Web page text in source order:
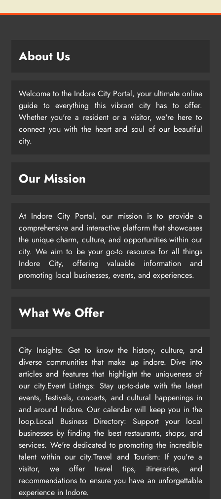
About Us
Welcome to the Indore City Portal, your ultimate online
guide to everything this vibrant city has to offer.
Whether you're a resident or a visitor, we're here to
connect you with the heart and soul of our beautiful
city.
Our Mission
At Indore City Portal, our mission is to provide a
comprehensive and interactive platform that showcases
the unique charm, culture, and opportunities within our
city. We aim to be your go-to resource for all things
Indore City, offering valuable information and
promoting local businesses, events, and experiences.
What We Offer
City Insights: Get to know the history, culture, and
diverse communities that make up indore. Dive into
articles and features that highlight the uniqueness of
our city.Event Listings: Stay up-to-date with the latest
events, festivals, concerts, and cultural happenings in
and around Indore. Our calendar will keep you in the
loop.Local Business Directory: Support your local
businesses by finding the best restaurants, shops, and
services. We're dedicated to promoting the incredible
talent within our city.Travel and Tourism: If you're a
visitor, we offer travel tips, itineraries, and
recommendations to ensure you have an unforgettable
experience in Indore.